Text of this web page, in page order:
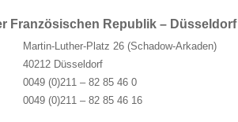
Französischen Republik – Düsseldorf
Martin-Luther-Platz 26 (Schadow-Arkaden)
40212 Düsseldorf
0049 (0)211 – 82 85 46 0
0049 (0)211 – 82 85 46 16